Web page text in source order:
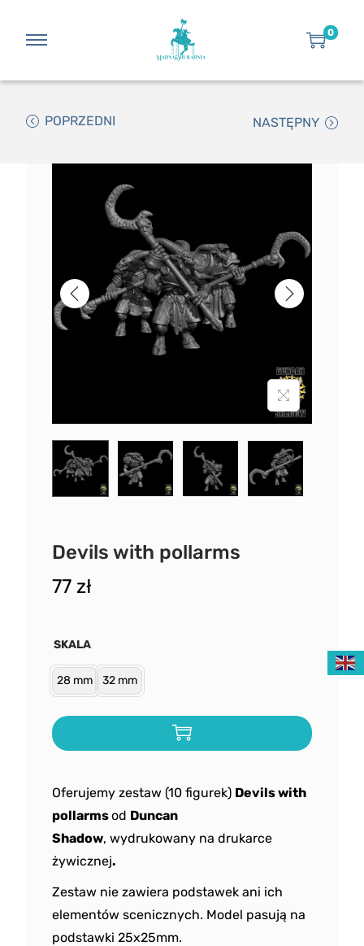
0
POPRZEDNI NASTĘPNY
Devils with pollarms
77 zł
Oferujemy zestaw (10 figurek) Devils with
pollarmsod Duncan
Shadow, wydrukowany na drukarce
żywicznej.
Zestaw nie zawiera podstawek ani ich
elementów scenicznych. Model pasują na
podstawki 25x25mm.
SKALA
28 mm 32 mm